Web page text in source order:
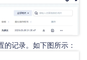
记录。如下图所示：